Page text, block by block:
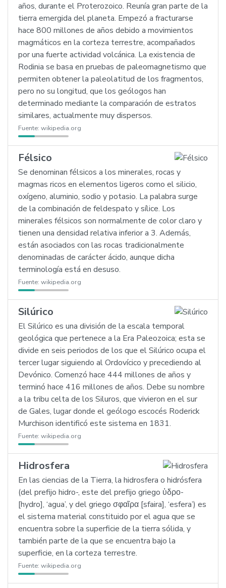
años, durante el Proterozoico. Reunía gran parte de la
tierra emergida del planeta. Empezó a fracturarse
hace 800 millones de años debido a movimientos
magmáticos en la corteza terrestre, acompañados
por una fuerte actividad volcánica. La existencia de
Rodinia se basa en pruebas de paleomagnetismo que
permiten obtener la paleolatitud de los fragmentos,
pero no su longitud, que los geólogos han
determinado mediante la comparación de estratos
similares, actualmente muy dispersos.
Fuente: wikipedia.org
Félsico
Se denominan félsicos a los minerales, rocas y
magmas ricos en elementos ligeros como el silicio,
oxígeno, aluminio, sodio y potasio. La palabra surge
de la combinación de feldespato y sílice. Los
minerales félsicos son normalmente de color claro y
tienen una densidad relativa inferior a 3. Además,
están asociados con las rocas tradicionalmente
denominadas de carácter ácido, aunque dicha
terminología está en desuso.
Fuente: wikipedia.org
Silúrico
El Silúrico es una división de la escala temporal
geológica que pertenece a la Era Paleozoica; esta se
divide en seis periodos de los que el Silúrico ocupa el
tercer lugar siguiendo al Ordovícico y precediendo al
Devónico. Comenzó hace 444 millones de años y
terminó hace 416 millones de años. Debe su nombre
a la tribu celta de los Siluros, que vivieron en el sur
de Gales, lugar donde el geólogo escocés Roderick
Murchison identificó este sistema en 1831.
Fuente: wikipedia.org
Hidrosfera
En las ciencias de la Tierra, la hidrosfera o hidrósfera
(del prefijo hidro-, este del prefijo griego ὑδρο-
[hydro], ‘agua’, y del griego σφαῖρα [sfaira], ‘esfera’) es
el sistema material constituido por el agua que se
encuentra sobre la superficie de la tierra sólida, y
también parte de la que se encuentra bajo la
superficie, en la corteza terrestre.
Fuente: wikipedia.org